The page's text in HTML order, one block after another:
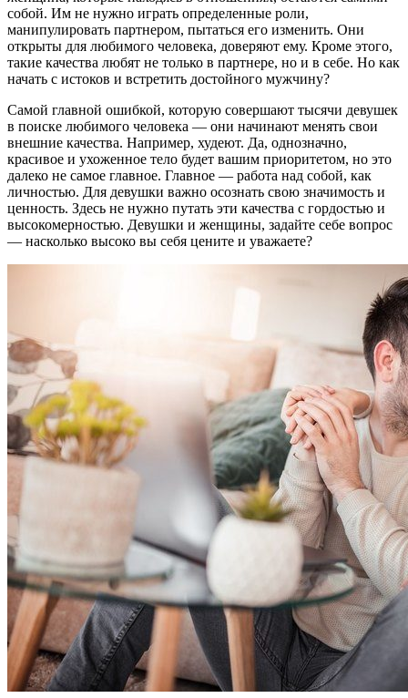
собой. Им не нужно играть определенные роли,
манипулировать партнером, пытаться его изменить. Они
открыты для любимого человека, доверяют ему. Кроме этого,
такие качества любят не только в партнере, но и в себе. Но как
начать с истоков и встретить достойного мужчину?
Самой главной ошибкой, которую совершают тысячи девушек
в поиске любимого человека — они начинают менять свои
внешние качества. Например, худеют. Да, однозначно,
красивое и ухоженное тело будет вашим приоритетом, но это
далеко не самое главное. Главное — работа над собой, как
личностью. Для девушки важно осознать свою значимость и
ценность. Здесь не нужно путать эти качества с гордостью и
высокомерностью. Девушки и женщины, задайте себе вопрос
— насколько высоко вы себя цените и уважаете?